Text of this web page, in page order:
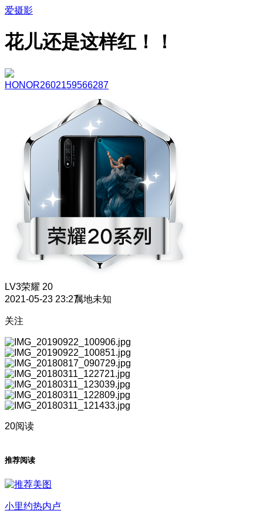
爱摄影
花儿还是这样红！！
HONOR2602159566287
LV3荣耀 20
2021-05-23 23:27属地未知
关注
20阅读
推荐阅读
小里约热内卢